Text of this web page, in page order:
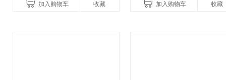
加入购物车 收藏 加入购物车 收藏